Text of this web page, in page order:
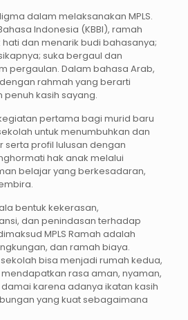
dalam melaksanakan MPLS.
Indonesia (KBBI), ramah
dan menarik budi bahasanya;
suka bergaul dan
pergaulan. Dalam bahasa Arab,
rahmah yang berarti
kasih sayang.
pertama bagi murid baru
untuk menumbuhkan dan
profil lulusan dengan
hak anak melalui
belajar yang berkesadaran,
bentuk kekerasan,
dan penindasan terhadap
MPLS Ramah adalah
dan ramah biaya.
sekolah bisa menjadi rumah kedua,
rasa aman, nyaman,
karena adanya ikatan kasih
yang kuat sebagaimana